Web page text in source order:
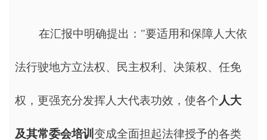
在汇报中明确提出："要适用和保障人大依
法行驶地方立法权、民主权利、决策权、任免
权，更强充分发挥人大代表功效，使各个人大
及其常委会培训 变成全面担起法律授予的各类